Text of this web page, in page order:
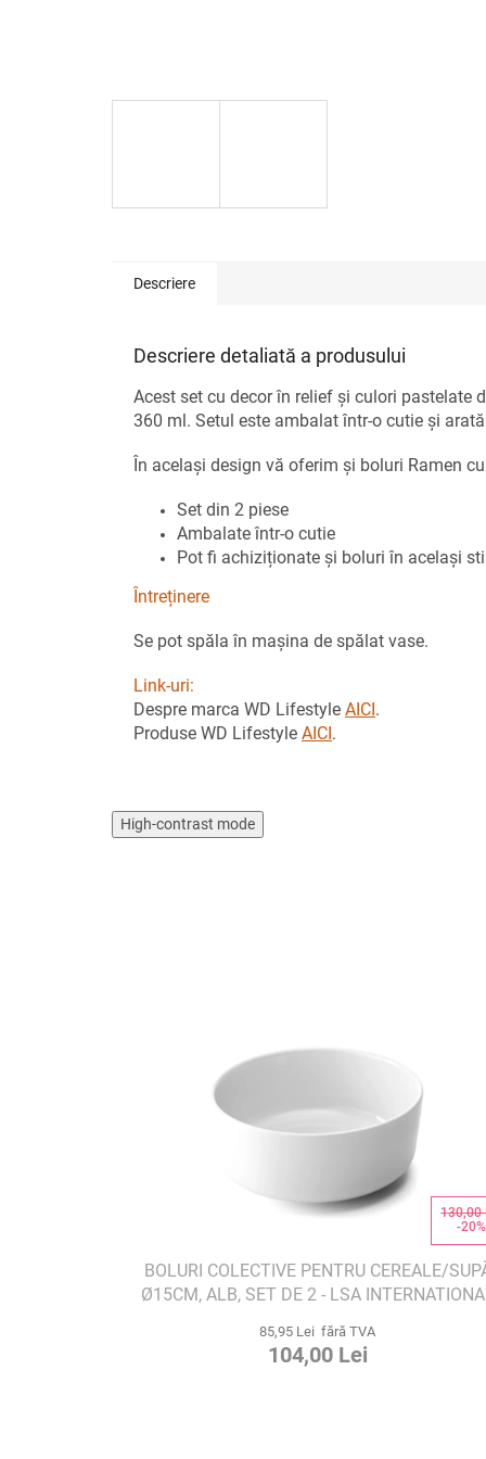
Descriere
Descriere detaliată a produsului
Acest set cu decor în relief și culori pastelate
360 ​​ml. Setul este ambalat într-o cutie și
În același design vă oferim și boluri Ramen
Set din 2 piese
Ambalate într-o cutie
Pot fi achiziționate și boluri în același stil
Întreținere
Se pot spăla în mașina de spălat vase.
Link-uri:
Despre marca WD Lifestyle AICI .
Produse WD Lifestyle AICI .
High-contrast mode
130,00
-20%
BOLURI COLECTIVE PENTRU CEREALE/
Ø15CM, ALB, SET DE 2 - LSA
85,95 Lei fără TVA
104,00 Lei